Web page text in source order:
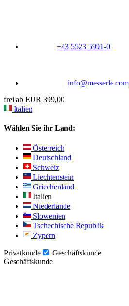
+43 5523 5991-0
info@messerle.com
frei ab EUR 399,00
Italien
Wählen Sie ihr Land:
Österreich
Deutschland
Schweiz
Liechtenstein
Griechenland
Italien
Niederlande
Slowenien
Tschechische Republik
Zypern
Privatkunde
Geschäftskunde
Geschäftskunde